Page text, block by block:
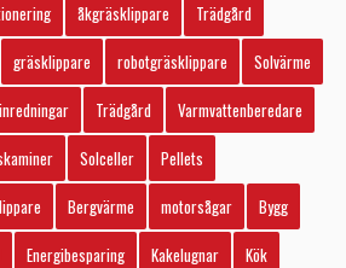
åkgräsklippare
Trädgård
gräsklippare robotgräsklippare
Solvärme
Trädgård
Varmvattenberedare
Solceller
Pellets
Bergvärme motorsågar
Bygg
Energibesparing Kakelugnar
Kök